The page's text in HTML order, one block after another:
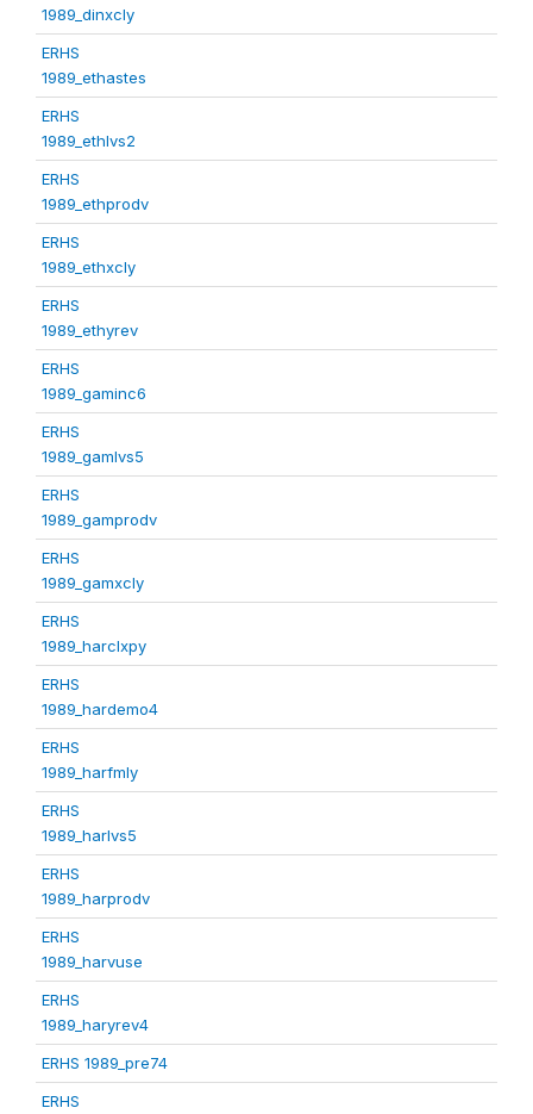
1989_dinxcly
ERHS
1989_ethastes
ERHS
1989_ethlvs2
ERHS
1989_ethprodv
ERHS
1989_ethxcly
ERHS
1989_ethyrev
ERHS
1989_gaminc6
ERHS
1989_gamlvs5
ERHS
1989_gamprodv
ERHS
1989_gamxcly
ERHS
1989_harclxpy
ERHS
1989_hardemo4
ERHS
1989_harfmly
ERHS
1989_harlvs5
ERHS
1989_harprodv
ERHS
1989_harvuse
ERHS
1989_haryrev4
ERHS 1989_pre74
ERHS